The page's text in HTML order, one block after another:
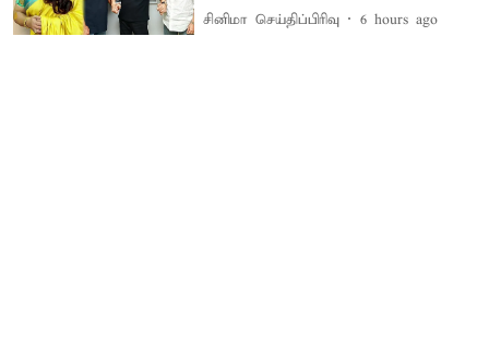
சினிமா செய்திப்பிரிவு 6 hours ago